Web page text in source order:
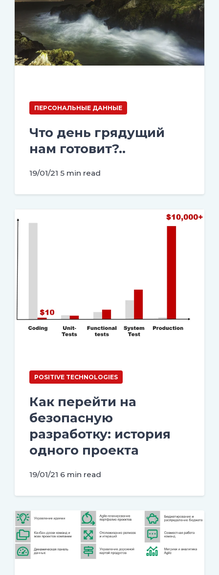
ПЕРСОНАЛЬНЫЕ ДАННЫЕ
Что день грядущий
нам готовит?..
19/01/21 5 min read
POSITIVE TECHNOLOGIES
Как перейти на
безопасную
разработку: история
одного проекта
19/01/21 6 min read